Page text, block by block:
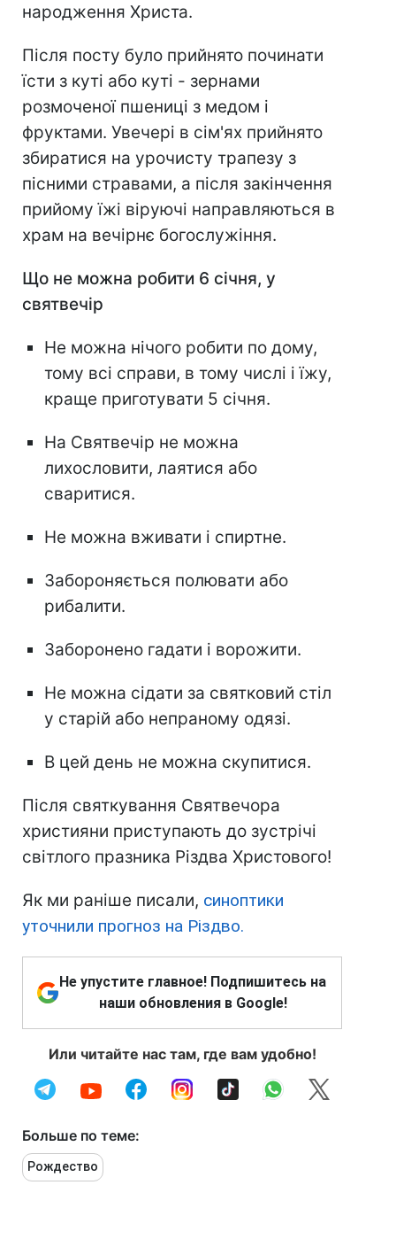
народження Христа.
Після посту було прийнято починати
їсти з куті або куті - зернами
розмоченої пшениці з медом і
фруктами. Увечері в сім'ях прийнято
збиратися на урочисту трапезу з
пісними стравами, а після закінчення
прийому їжі віруючі направляються в
храм на вечірнє богослужіння.
Що не можна робити 6 січня, у
святвечір
Не можна нічого робити по дому,
тому всі справи, в тому числі і їжу,
краще приготувати 5 січня.
На Святвечір не можна
лихословити, лаятися або
сваритися.
Не можна вживати і спиртне.
Забороняється полювати або
рибалити.
Заборонено гадати і ворожити.
Не можна сідати за святковий стіл
у старій або непраному одязі.
В цей день не можна скупитися.
Після святкування Святвечора
християни приступають до зустрічі
світлого празника Різдва Христового!
Як ми раніше писали, синоптики
уточнили прогноз на Різдво.
Не упустите главное! Подпишитесь на
наши обновления в Google!
Или читайте нас там, где вам удобно!
Больше по теме:
Рождество